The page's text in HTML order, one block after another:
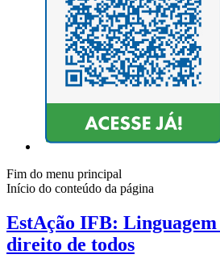
Fim do menu principal
Início do conteúdo da página
EstAção IFB: Linguagem
direito de todos